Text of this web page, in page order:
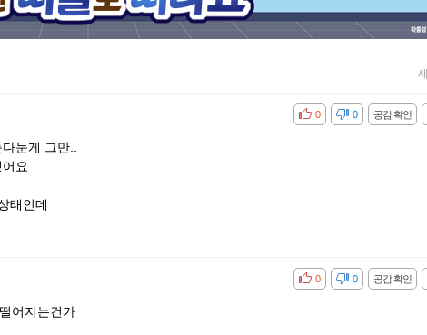
공감 확인
비공감 0
0
눈게 그만..
요
태인데
공감 확인
비공감 0
0
어지는건가